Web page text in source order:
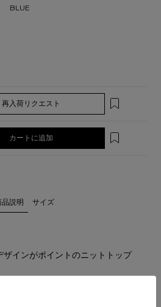
BLUE
再入荷リクエスト
カートに追加
品説明 サイズ
インがポイントのニットトップ